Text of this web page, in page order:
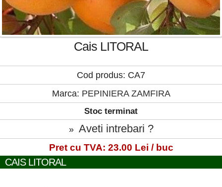
Cais LITORAL
Cod produs: CA7
Marca: PEPINIERA ZAMFIRA
Stoc terminat
» Aveti intrebari ?
Pret cu TVA: 23.00 Lei / buc
CAIS LITORAL